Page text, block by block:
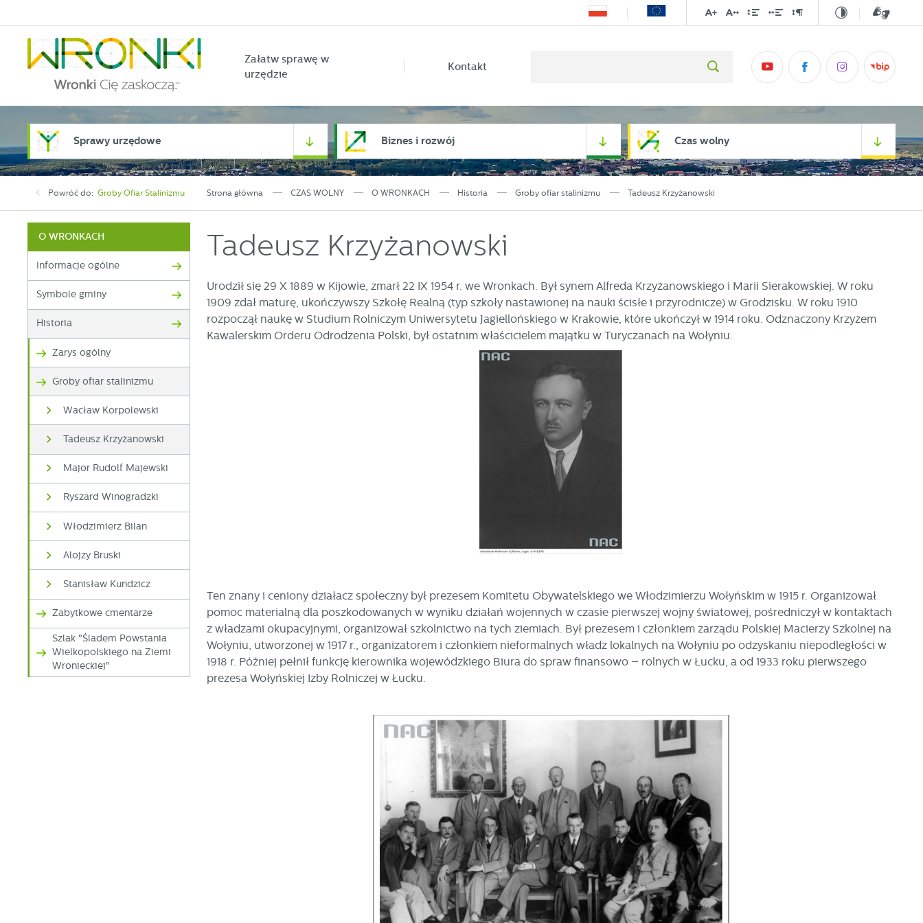
Załatw sprawę w
urzędzie
Kontakt
Sprawy urzędowe Biznes i rozwój Czas wolny
Powróć do: Groby Ofiar Stalinizmu Strona główna CZAS WOLNY O WRONKACH Historia Groby ofiar stalinizmu Tadeusz Krzyżanowski
O WRONKACH
Informacje ogólne
Symbole gminy
Historia
Zarys ogólny
Groby ofiar stalinizmu
Wacław Korpolewski
Tadeusz Krzyżanowski
Major Rudolf Majewski
Ryszard Winogradzki
Włodzimierz Bilan
Alojzy Bruski
Stanisław Kundzicz
Zabytkowe cmentarze
Szlak "Śladem Powstania
Wielkopolskiego na Ziemi
Wronieckiej"
Tadeusz Krzyżanowski
Urodził się 29 X 1889 w Kijowie, zmarł 22 IX 1954 r. we Wronkach. Był synem Alfreda Krzyżanowskiego i Marii Sierakowskiej. W roku
1909 zdał maturę, ukończywszy Szkołę Realną (typ szkoły nastawionej na nauki ścisłe i przyrodnicze) w Grodzisku. W roku 1910
rozpoczął naukę w Studium Rolniczym Uniwersytetu Jagiellońskiego w Krakowie, które ukończył w 1914 roku. Odznaczony Krzyżem
Kawalerskim Orderu Odrodzenia Polski, był ostatnim właścicielem majątku w Turyczanach na Wołyniu.
Ten znany i ceniony działacz społeczny był prezesem Komitetu Obywatelskiego we Włodzimierzu Wołyńskim w 1915 r. Organizował
pomoc materialną dla poszkodowanych w wyniku działań wojennych w czasie pierwszej wojny światowej, pośredniczył w kontaktach
z władzami okupacyjnymi, organizował szkolnictwo na tych ziemiach. Był prezesem i członkiem zarządu Polskiej Macierzy Szkolnej na
Wołyniu, utworzonej w 1917 r., organizatorem i członkiem nieformalnych władz lokalnych na Wołyniu po odzyskaniu niepodległości w
1918 r. Później pełnił funkcję kierownika wojewódzkiego Biura do spraw finansowo – rolnych w Łucku, a od 1933 roku pierwszego
prezesa Wołyńskiej Izby Rolniczej w Łucku.
Szanujemy Twoją prywatność. Możesz zmienić ustawienia cookies lub zaakceptować
je wszystkie. W dowolnym momencie możesz dokonać zmiany swoich ustawień.